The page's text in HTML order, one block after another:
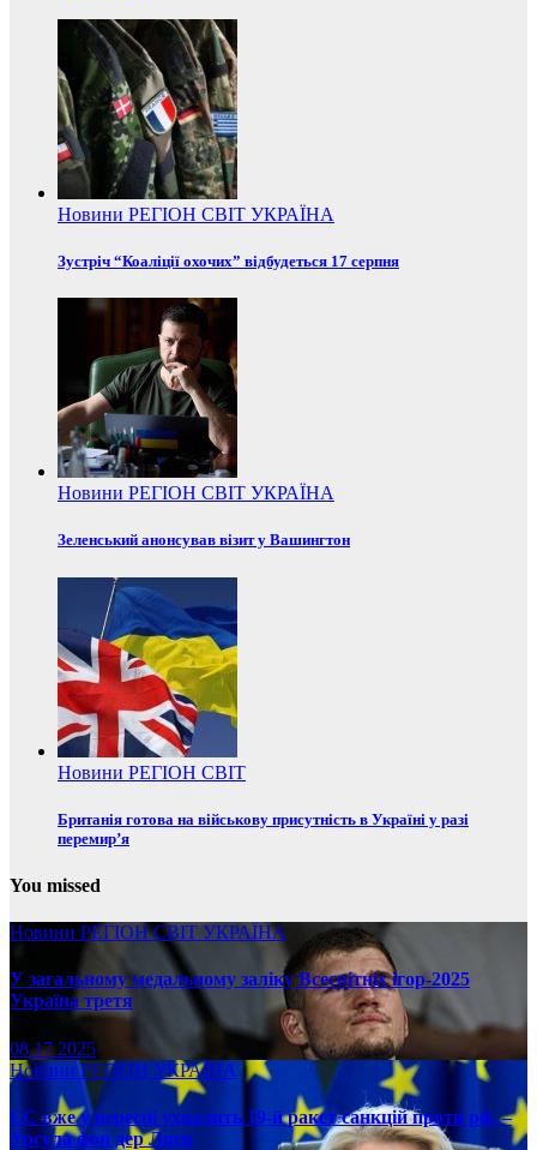
Новини РЕГІОН СВІТ УКРАЇНА
Зустріч “Коаліції охочих” відбудеться 17 серпня
Новини РЕГІОН СВІТ УКРАЇНА
Зеленський анонсував візит у Вашингтон
Новини РЕГІОН СВІТ
Британія готова на військову присутність в Україні у разі
перемир’я
You missed
Новини РЕГІОНСВІТ УКРАЇНА
У загальному медальному заліку Всесвітніх ігор-2025
Україна третя
08.17.2025
НовиниРЕГІОН УКРАЇНА
ЄС вже у вересні ухвалить 19-й ракет санкцій проти рф, –
Урсула фон дер Ляєн